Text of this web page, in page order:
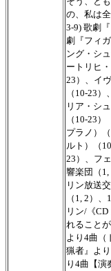
の、私は
3-9) 歌劇
劇『フィ
ング・シ
ートリヒ
23）、イ
（10-23
リア・シ
（10-23
プラノ）
ルト）（
23）、フ
響楽団（
リン放送
（1, 2）
リン/《
れること
より4曲（
猟者』よ
り4曲【演